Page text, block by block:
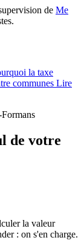
de Me
la taxe
communes Lire
de votre
la valeur
: on s'en charge.